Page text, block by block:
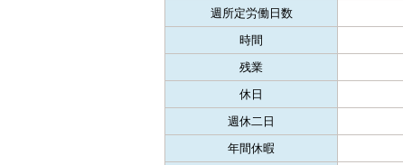
週所定労働日数
時間
残業
休日
週休二日
年間休暇